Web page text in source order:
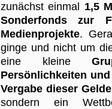
zunächst einmal 1,5
Sonderfonds zur
Medienprojekte.
ginge und nicht um
eine kleine
Persönlichkeiten
Vergabe dieser
sondern ein